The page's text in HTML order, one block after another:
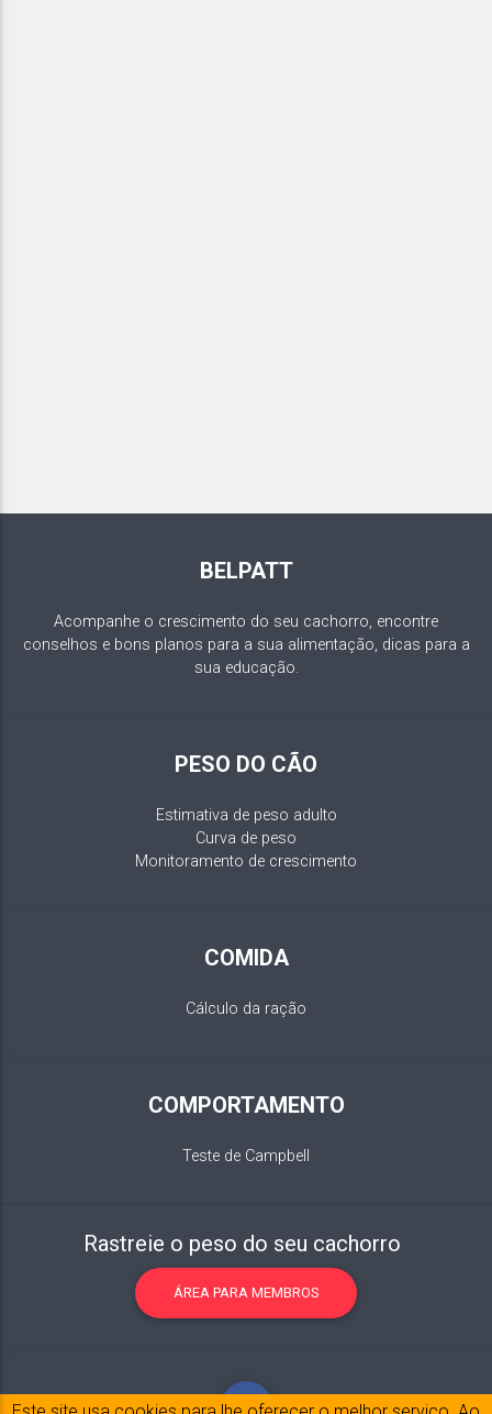
BELPATT
Acompanhe o crescimento do seu cachorro, encontre
conselhos e bons planos para a sua alimentação, dicas para a
sua educação.
PESO DO CÃO
Estimativa de peso adulto
Curva de peso
Monitoramento de crescimento
COMIDA
Cálculo da ração
COMPORTAMENTO
Teste de Campbell
Rastreie o peso do seu cachorro
ÁREA PARA MEMBROS